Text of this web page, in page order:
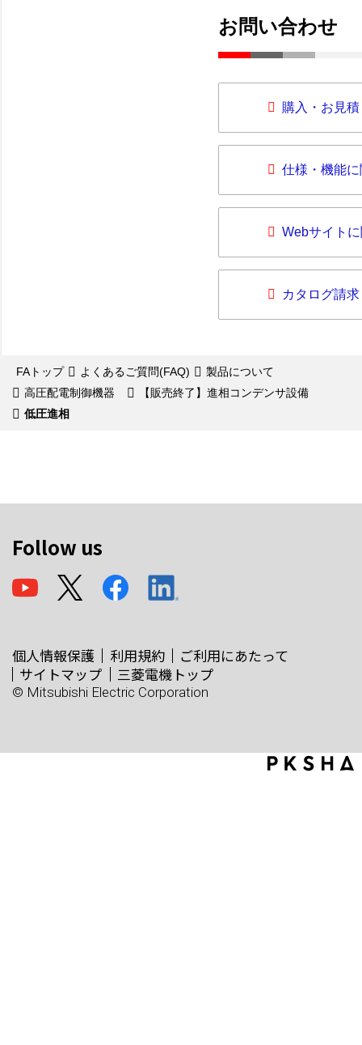
お問い合わせ
購入・お見
仕様・機能
Webサイト
カタログ請求
FAトップ よくあるご質問(FAQ)
製品について
高圧配電制御機器
【販売終了】進相コンデンサ設備
低圧進相
Follow us
個人情報保護 利用規約
ご利用にあたって
サイトマップ
三菱電機トップ
© Mitsubishi Electric Corporation